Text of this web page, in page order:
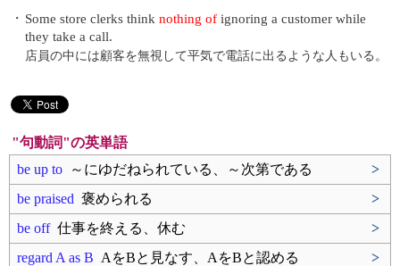
・ Some store clerks think nothing of ignoring a customer while
they take a call.
店員の中には顧客を無視して平気で電話に出るような人もいる。
"句動詞"の英単語
be up to ～にゆだねられている、～次第である
>
be praised 褒められる
>
be off仕事を終える、休む
>
regard A as B AをBと見なす、AをBと認める
>